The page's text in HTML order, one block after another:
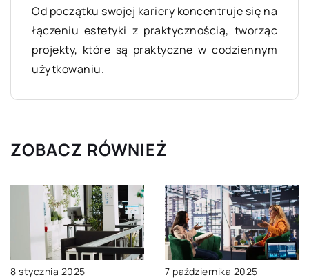
Od początku swojej kariery koncentruje się na
łączeniu estetyki z praktycznością, tworząc
projekty, które są praktyczne w codziennym
użytkowaniu.
ZOBACZ RÓWNIEŻ
8 stycznia 2025 7 października 2025